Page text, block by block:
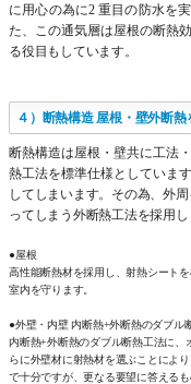
に用心の為に2 重目の防水を
た、この通気層は屋根の断熱
る役目もしています。
４）断熱構造 屋根・壁外断
断熱構造は屋根・壁共に工法
熱工法を標準仕様としていま
してしまいます。その為、外
ってしまう外断熱工法を採用し
●屋根
高性能断熱材を採用し、射熱シート
室内を守ります。
●外壁・内壁 内断熱+外断熱のダブル
内断熱+外断熱のダブル断熱工法に、
らに外壁材に射熱材を選ぶことによ
で十分ですが、更なる要望に答える